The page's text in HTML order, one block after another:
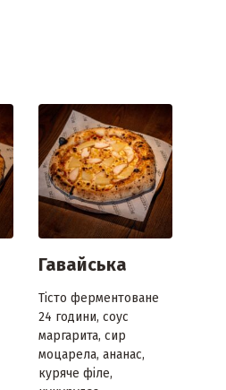
Гавайська
Тісто ферментоване
24 години, соус
маргарита, сир
моцарела, ананас,
куряче філе,